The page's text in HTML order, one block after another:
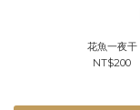
花魚一夜干
NT$200